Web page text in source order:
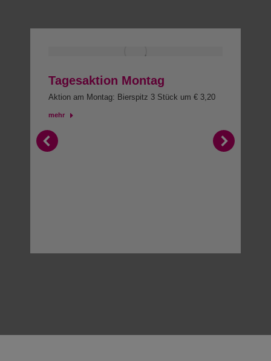
Tagesaktion Montag
Aktion am Montag: Bierspitz 3 Stück um € 3,20
mehr